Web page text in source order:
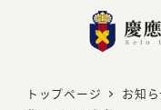
トップページ お知